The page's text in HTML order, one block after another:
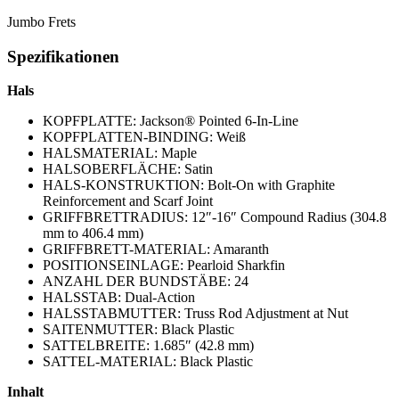
Jumbo Frets
Spezifikationen
Hals
KOPFPLATTE: Jackson® Pointed 6-In-Line
KOPFPLATTEN-BINDING: Weiß
HALSMATERIAL: Maple
HALSOBERFLÄCHE: Satin
HALS-KONSTRUKTION: Bolt-On with Graphite
Reinforcement and Scarf Joint
GRIFFBRETTRADIUS: 12″-16″ Compound Radius (304.8
mm to 406.4 mm)
GRIFFBRETT-MATERIAL: Amaranth
POSITIONSEINLAGE: Pearloid Sharkfin
ANZAHL DER BUNDSTÄBE: 24
HALSSTAB: Dual-Action
HALSSTABMUTTER: Truss Rod Adjustment at Nut
SAITENMUTTER: Black Plastic
SATTELBREITE: 1.685″ (42.8 mm)
SATTEL-MATERIAL: Black Plastic
Inhalt